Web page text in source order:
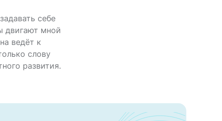
себе
двигают мной
ведёт к
слову
развития.